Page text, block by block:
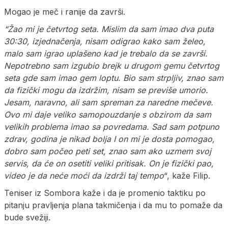
Mogao je meč i ranije da završi.
“Žao mi je četvrtog seta. Mislim da sam imao dva puta
30:30, izjednačenja, nisam odigrao kako sam želeo,
malo sam igrao uplašeno kad je trebalo da se završi.
Nepotrebno sam izgubio brejk u drugom gemu četvrtog
seta gde sam imao gem loptu. Bio sam strpljiv, znao sam
da fizički mogu da izdržim, nisam se previše umorio.
Jesam, naravno, ali sam spreman za naredne mečeve.
Ovo mi daje veliko samopouzdanje s obzirom da sam
velikih problema imao sa povredama. Sad sam potpuno
zdrav, godina je nikad bolja I on mi je dosta pomogao,
dobro sam počeo peti set, znao sam ako uzmem svoj
servis, da će on osetiti veliki pritisak. On je fizički pao,
video je da neće moći da izdrži taj tempo“, kaže Filip.
Teniser iz Sombora kaže i da je promenio taktiku po
pitanju pravljenja plana takmičenja i da mu to pomaže da
bude svežiji.